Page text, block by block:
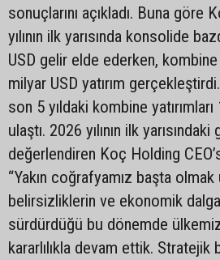
sonuçlarını açıkladı. Buna göre
yılının ilk yarısında konsolide
USD gelir elde ederken,
milyar USD yatırım
son 5 yıldaki kombine
ulaştı. 2026 yılının ilk
değerlendiren Koç Holding
“Yakın coğrafyamız başta
belirsizliklerin ve ekonomik
sürdürdüğü bu dönemde
kararlılıkla devam ettik. Stratejik